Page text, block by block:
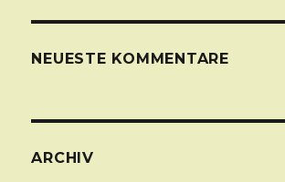
NEUESTE KOMMENTARE
ARCHIV